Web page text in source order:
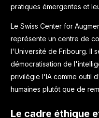
pratiques émergentes et
LeSwiss Center for
représente un centre de
l'Université de Fribourg. Il
démocratisation de
privilégie l'IA comme outil
humaines plutôt que de
Le cadre éthique